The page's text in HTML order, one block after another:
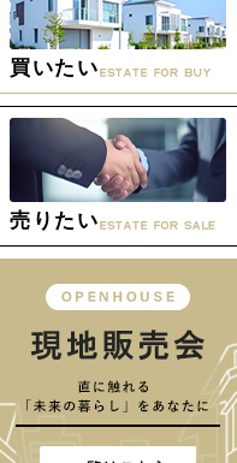
買いたい
売りたい